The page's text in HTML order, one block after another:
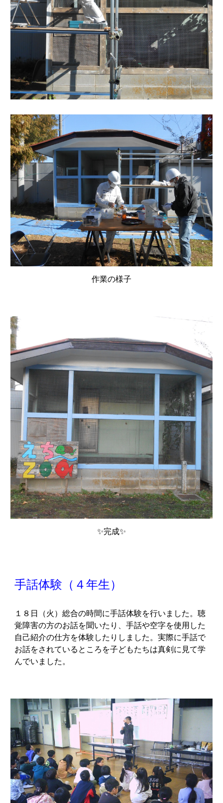
作業の様子
✨完成✨
手話体験（４年生）
１８日（火）総合の時間に手話体験を行いました。聴
覚障害の方のお話を聞いたり、手話や空字を使用した
自己紹介の仕方を体験したりしました。実際に手話で
お話をされているところを子どもたちは真剣に見て学
んでいました。